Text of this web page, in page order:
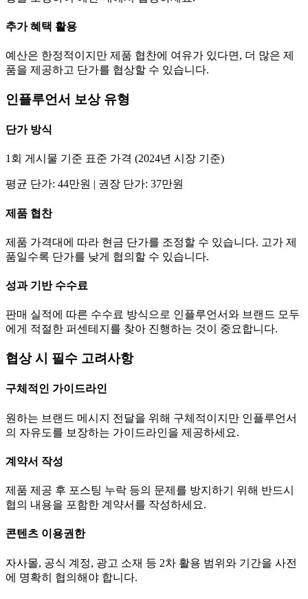
추가 혜택 활용
예산은 한정적이지만 제품 협찬에 여유가 있다면, 더 많은 제
품을 제공하고 단가를 협상할 수 있습니다.
인플루언서 보상 유형
단가방식
1회 게시물 기준 표준 가격 (2024년 시장 기준)
평균 단가: 44만원 | 권장 단가: 37만원
제품 협찬
제품 가격대에 따라 현금 단가를 조정할 수 있습니다. 고가 제
품일수록 단가를 낮게 협의할 수 있습니다.
성과 기반 수수료
판매 실적에 따른 수수료 방식으로 인플루언서와 브랜드 모두
에게 적절한 퍼센테지를 찾아 진행하는 것이 중요합니다.
협상 시 필수 고려사항
구체적인 가이드라인
원하는 브랜드 메시지 전달을 위해 구체적이지만 인플루언서
의 자유도를 보장하는 가이드라인을 제공하세요.
계약서 작성
제품 제공 후 포스팅 누락 등의 문제를 방지하기 위해 반드시
협의 내용을 포함한 계약서를 작성하세요.
콘텐츠 이용권한
자사몰, 공식 계정, 광고 소재 등 2차 활용 범위와 기간을 사전
에 명확히 협의해야 합니다.